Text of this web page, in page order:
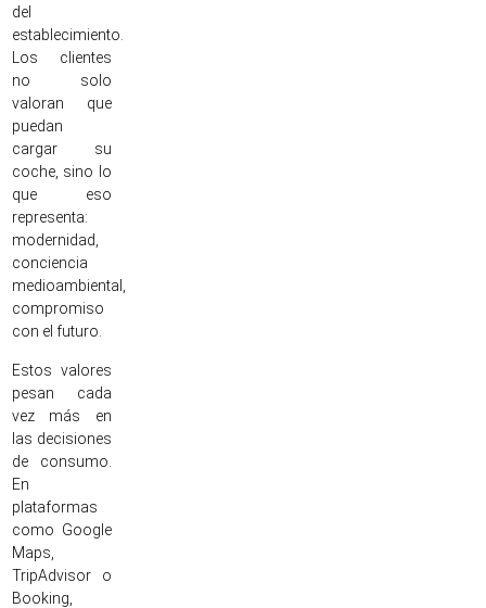
del
establecimiento.
Los clientes
no solo
valoran que
puedan
cargar su
coche, sino lo
que eso
representa:
modernidad,
conciencia
medioambiental,
compromiso
con el futuro.
Estos valores
pesan cada
vez más en
las decisiones
de consumo.
En
plataformas
como Google
Maps,
TripAdvisor o
Booking,